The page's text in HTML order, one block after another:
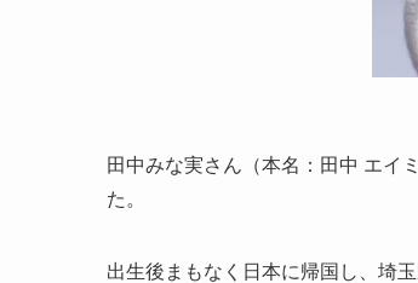
田中みな実さん（本名：田中 エイ
た。
出生後まもなく日本に帰国し、埼